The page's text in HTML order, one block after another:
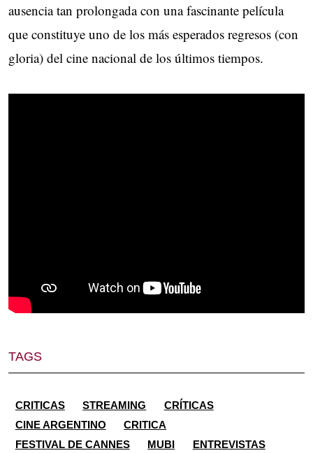
ausencia tan prolongada con una fascinante película
que constituye uno de los más esperados regresos (con
gloria) del cine nacional de los últimos tiempos.
TAGS
CRITICAS STREAMING
CRÍTICAS
CINE ARGENTINO
CRITICA
FESTIVAL DE CANNES
MUBI ENTREVISTAS